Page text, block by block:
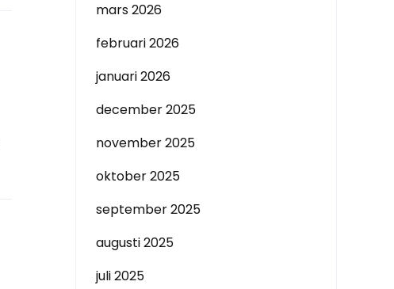
mars 2026
februari 2026
januari 2026
december 2025
november 2025
oktober 2025
september 2025
augusti 2025
juli 2025